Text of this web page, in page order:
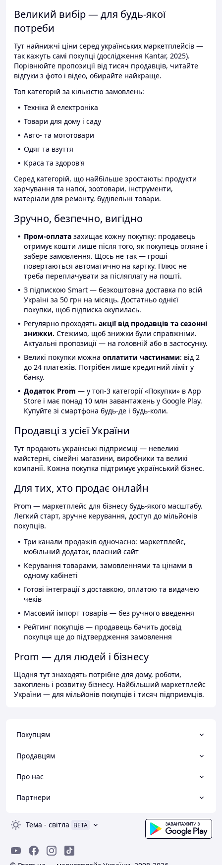
Великий вибір — для будь-якої
потреби
Тут найнижчі ціни серед українських маркетплейсів —
так кажуть самі покупці (дослідження Kantar, 2025).
Порівнюйте пропозиції від тисяч продавців, читайте
відгуки з фото і відео, обирайте найкраще.
Топ категорій за кількістю замовлень:
Техніка й електроніка
Товари для дому і саду
Авто- та мототовари
Одяг та взуття
Краса та здоров'я
Серед категорій, що найбільше зростають: продукти
харчування та напої, зоотовари, інструменти,
матеріали для ремонту, будівельні товари.
Зручно, безпечно, вигідно
Пром-оплата захищає кожну покупку: продавець
отримує кошти лише після того, як покупець огляне і
забере замовлення. Щось не так — гроші
повертаються автоматично на картку. Плюс не
треба переплачувати за післяплату на пошті.
З підпискою Smart — безкоштовна доставка по всій
Україні за 50 грн на місяць. Достатньо однієї
покупки, щоб підписка окупилась.
Регулярно проходять акції від продавців та сезонні
знижки. Стежимо, щоб знижки були справжніми.
Актуальні пропозиції — на головній або в застосунку.
Великі покупки можна оплатити частинами: від 2
до 24 платежів. Потрібен лише кредитний ліміт у
банку.
Додаток Prom — у топ-3 категорії «Покупки» в App
Store і має понад 10 млн завантажень у Google Play.
Купуйте зі смартфона будь-де і будь-коли.
Продавці з усієї України
Тут продають українські підприємці — невеликі
майстерні, сімейні магазини, виробники та великі
компанії. Кожна покупка підтримує український бізнес.
Для тих, хто продає онлайн
Prom — маркетплейс для бізнесу будь-якого масштабу.
Легкий старт, зручне керування, доступ до мільйонів
покупців.
Три канали продажів одночасно: маркетплейс,
мобільний додаток, власний сайт
Керування товарами, замовленнями та цінами в
одному кабінеті
Готові інтеграції з доставкою, оплатою та видачею
чеків
Масовий імпорт товарів — без ручного введення
Рейтинг покупців — продавець бачить досвід
покупця ще до підтвердження замовлення
Prom — для людей і бізнесу
Щодня тут знаходять потрібне для дому, роботи,
захоплень і розвитку бізнесу. Найбільший маркетплейс
України — для мільйонів покупців і тисяч підприємців.
Покупцям
Продавцям
Про нас
Партнери
Тема - світла BETA